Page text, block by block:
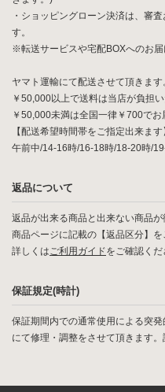
・ショッピングローン決済は、審
す。
※転送サービスや宅配BOXへのお届
ヤマト運輸にて配送させて頂きます
￥50,000以上で送料は当店が負担い
￥50,000未満は全国一律￥700でお
【配送希望時間帯をご指定出来ます
午前中/14-16時/16-18時/18-20時/
返品について
返品が出来る商品と出来ない商品が
商品ページに記載の【返品区分】を
詳しくはご利用ガイドをご確認くだ
保証規定(時計)
保証期間内での通常使用による突
にて修理・調整をさせて頂きます。